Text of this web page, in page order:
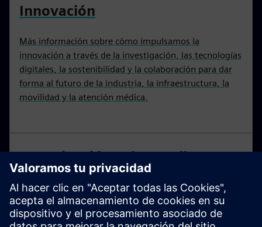
Innovación
Más información sobre cómo impulsamos la
innovación a través de la investigación, las tecnologías
digitales, la sostenibilidad y la colaboración para dar
forma al futuro de la industria, la infraestructura, la
movilidad y la atención médica.
Investigación y desarrollo para
el futuro
El futuro se inventa hoy. Nuestros investigadores
desarrollan tecnología con un propósito para la